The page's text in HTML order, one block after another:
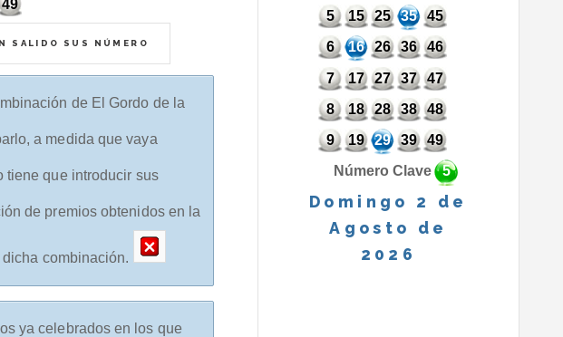
49
SALIDO SUS NÚMERO
de El Gordo de la
a medida que vaya
tiene que introducir sus
de premios obtenidos en la
combinación.
ya celebrados en los que
5 15 25 35 45
6 16 26 36 46
7 17 27 37 47
8 18 28 38 48
9 19 29 39 49
Número Clave 5
Domingo 2 de
Agosto de
2026